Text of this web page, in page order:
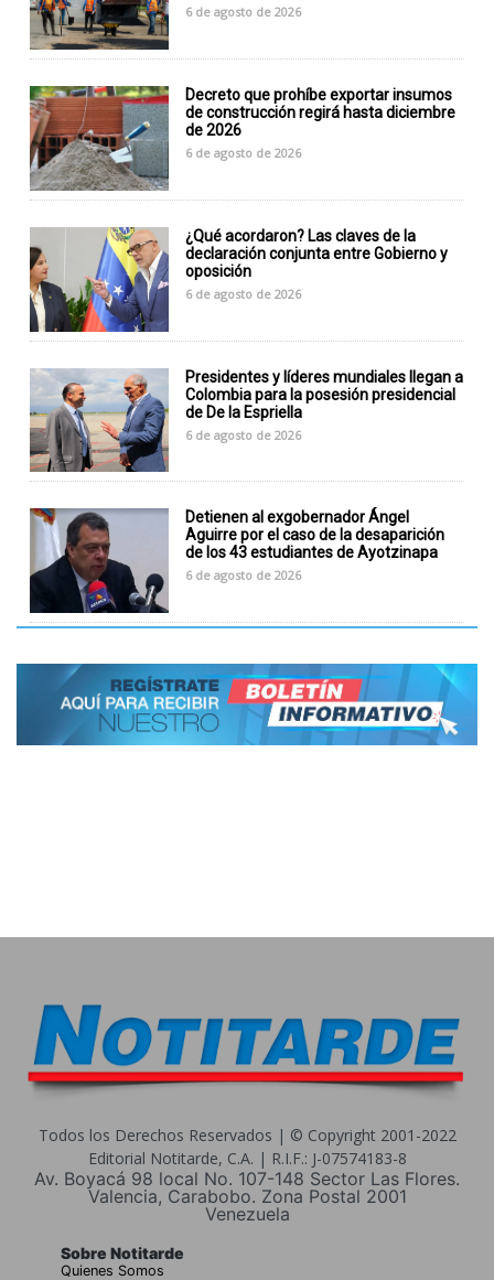
6 de agosto de 2026
Decreto que prohíbe exportar insumos
de construcción regirá hasta diciembre
de 2026
6 de agosto de 2026
¿Qué acordaron? Las claves de la
declaración conjunta entre Gobierno y
oposición
6 de agosto de 2026
Presidentes y líderes mundiales llegan a
Colombia para la posesión presidencial
de De la Espriella
6 de agosto de 2026
Detienen al exgobernador Ángel
Aguirre por el caso de la desaparición
de los 43 estudiantes de Ayotzinapa
6 de agosto de 2026
Todos los Derechos Reservados | © Copyright 2001-2022
Editorial Notitarde, C.A. | R.I.F.: J-07574183-8
Av. Boyacá 98 local No. 107-148 Sector Las Flores.
Valencia, Carabobo. Zona Postal 2001
Venezuela
Sobre Notitarde
Quienes Somos